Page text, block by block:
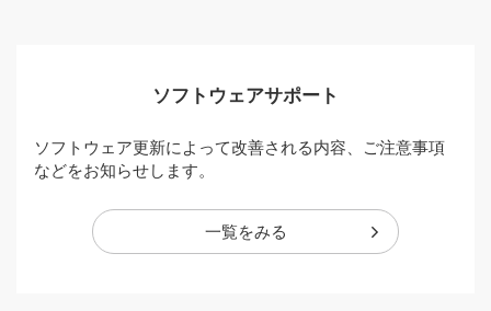
ソフトウェアサポート
ソフトウェア更新によって改善される内容、ご注意事項
などをお知らせします。
一覧をみる